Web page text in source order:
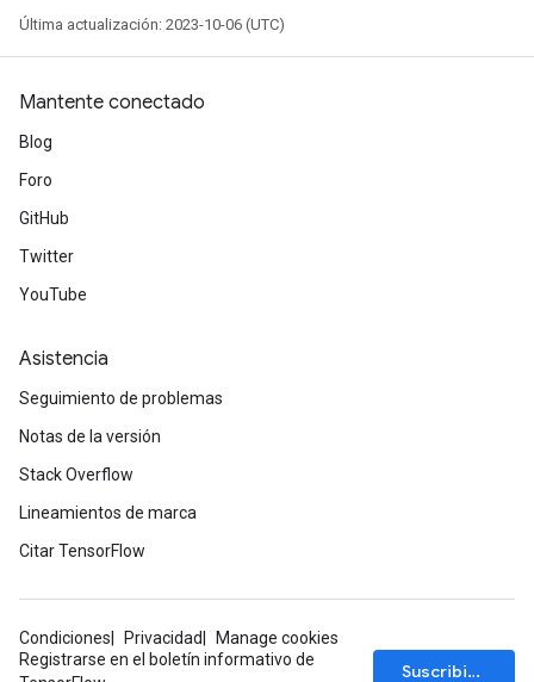
Última actualización: 2023-10-06 (UTC)
Mantente conectado
Blog
Foro
GitHub
Twitter
YouTube
Asistencia
Seguimiento de problemas
Notas de la versión
Stack Overflow
Lineamientos de marca
Citar TensorFlow
Condiciones Privacidad
Manage cookies
Registrarse en el boletín informativo de
Suscribirse